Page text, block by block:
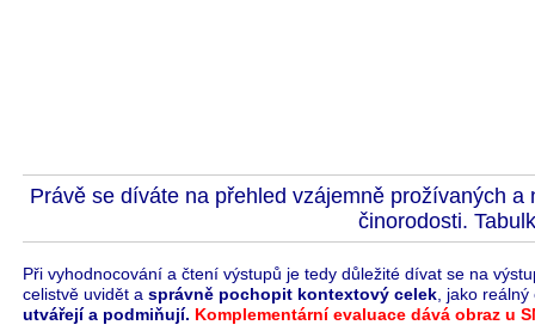
Právě se díváte na přehled vzájemně prožívaných
činorodosti.
Při vyhodnocování a čtení výstupů je tedy důležité dívat se na
celistvě uvidět a správně pochopit kontextový celek , jako
utvářejí a podmiňují. Komplementární evaluace dává obraz u